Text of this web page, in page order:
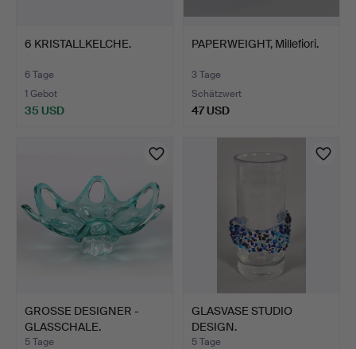
6 KRISTALLKELCHE.
6 Tage
1 Gebot
35 USD
PAPERWEIGHT, Millefiori.
3 Tage
Schätzwert
47 USD
GROSSE DESIGNER -
GLASSCHALE.
5 Tage
GLASVASE STUDIO
DESIGN.
5 Tage